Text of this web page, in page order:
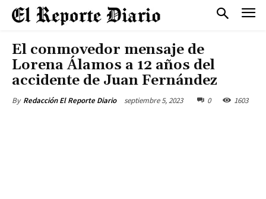
El conmovedor mensaje de
Lorena Álamos a 12 años del
accidente de Juan Fernández
By Redacción El Reporte Diario septiembre 5, 2023 0 1603